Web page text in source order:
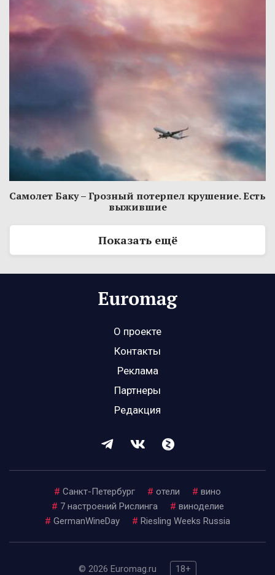
Самолет Баку – Грозный потерпел крушение. Есть
выжившие
Показать ещё
О проекте
Контакты
Реклама
Партнеры
Редакция
# Санкт-Петербург # отели # вино
# 7 настроений Рислинга # виноделие
# GermanWineDay # Riesling Weeks Russia
© 2026 Euromag.ru 18+